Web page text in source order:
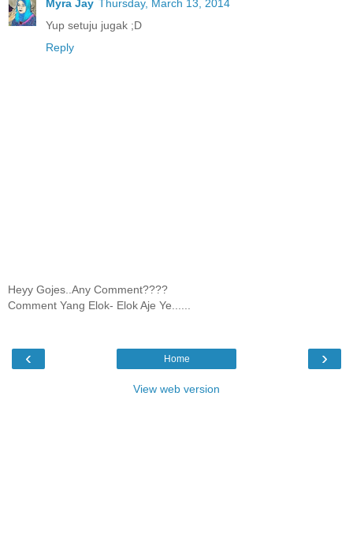
Myra Jay Thursday, March 13, 2014
Yup setuju jugak ;D
Reply
Heyy Gojes..Any Comment????
Comment Yang Elok- Elok Aje Ye......
‹ ›
Home
View web version